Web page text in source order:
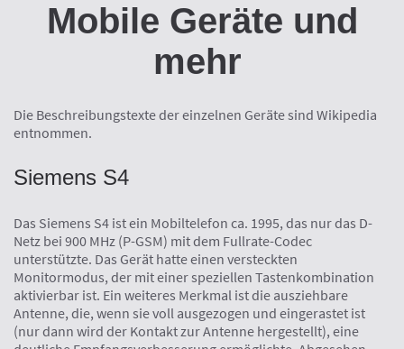
Mobile Geräte und
mehr
Die Beschreibungstexte der einzelnen Geräte sind Wikipedia
entnommen.
Siemens S4
Das Siemens S4 ist ein Mobiltelefon ca. 1995, das nur das D-
Netz bei 900 MHz (P-GSM) mit dem Fullrate-Codec
unterstützte. Das Gerät hatte einen versteckten
Monitormodus, der mit einer speziellen Tastenkombination
aktivierbar ist. Ein weiteres Merkmal ist die ausziehbare
Antenne, die, wenn sie voll ausgezogen und eingerastet ist
(nur dann wird der Kontakt zur Antenne hergestellt), eine